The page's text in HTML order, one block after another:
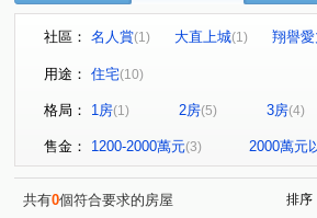
社區： 名人賞(1) 大直上城(1) 翔譽愛
台北悅桂冠
大湖山莊街 重陽路 成功
用途： 住宅(10)
格局： 1房(1) 2房(5) 3房(4)
售金： 1200-2000萬元(3) 2000萬元
共有0個符合要求的房屋 排序